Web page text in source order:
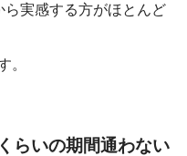
実感する方がほとんど
。
らいの期間通わない